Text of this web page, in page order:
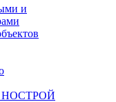
и
НОСТРОЙ